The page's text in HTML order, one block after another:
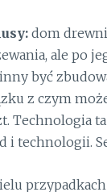
dom
ale po
być
z czym
Technologia
i technologii.